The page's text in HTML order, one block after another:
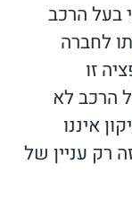
בעל הרכב
לחברה
זו
הרכב לא
איננו
רק עניין של